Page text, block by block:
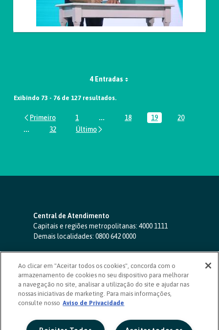
4 Entradas
Exibindo 73 - 76 de 127 resultados.
Página
1 ...Páginas intermediárias Usar ABA
Página
18 Página
19 Página
20
...Páginas intermediárias Usar ABA para navegar.
Página
32
Central de Atendimento
Capitais e regiões metropolitanas: 4000 1111
Demais localidades: 0800 642 0000
SAC 24 horas-0800 724 4420
Ouvidoria
0800 725 0996
(de segunda a sexta, das 8h às 20h)
ouvidoriasicoob.com.br
Deficientes auditivos ou de fala
Ao clicar em "Aceitar todos os cookies", concorda com o
armazenamento de cookies no seu dispositivo para melhorar
a navegação no site, analisar a utilização do site e ajudar nas
nossas iniciativas de marketing. Para mais informações,
consulte nosso Aviso de Privacidade